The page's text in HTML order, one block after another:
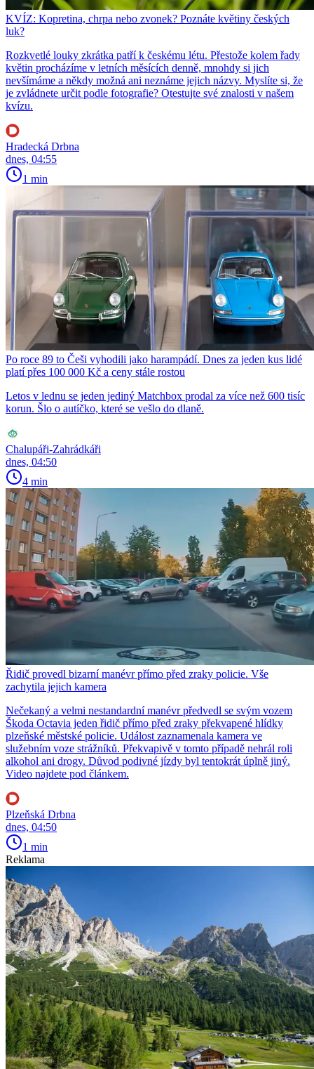
KVÍZ: Kopretina, chrpa nebo zvonek? Poznáte květiny českých
luk?
Rozkvetlé louky zkrátka patří k českému létu. Přestože kolem řady
květin procházíme v letních měsících denně, mnohdy si jich
nevšímáme a někdy možná ani neznáme jejich názvy. Myslíte si, že
je zvládnete určit podle fotografie? Otestujte své znalosti v našem
kvízu.
Hradecká Drbna
dnes, 04:55
1 min
Po roce 89 to Češi vyhodili jako harampádí. Dnes za jeden kus lidé
platí přes 100 000 Kč a ceny stále rostou
Letos v lednu se jeden jediný Matchbox prodal za více než 600 tisíc
korun. Šlo o autíčko, které se vešlo do dlaně.
Chalupáři-Zahrádkáři
dnes, 04:50
4 min
Řidič provedl bizarní manévr přímo před zraky policie. Vše
zachytila jejich kamera
Nečekaný a velmi nestandardní manévr předvedl se svým vozem
Škoda Octavia jeden řidič přímo před zraky překvapené hlídky
plzeňské městské policie. Událost zaznamenala kamera ve
služebním voze strážníků. Překvapivě v tomto případě nehrál roli
alkohol ani drogy. Důvod podivné jízdy byl tentokrát úplně jiný.
Video najdete pod článkem.
Plzeňská Drbna
dnes, 04:50
1 min
Reklama